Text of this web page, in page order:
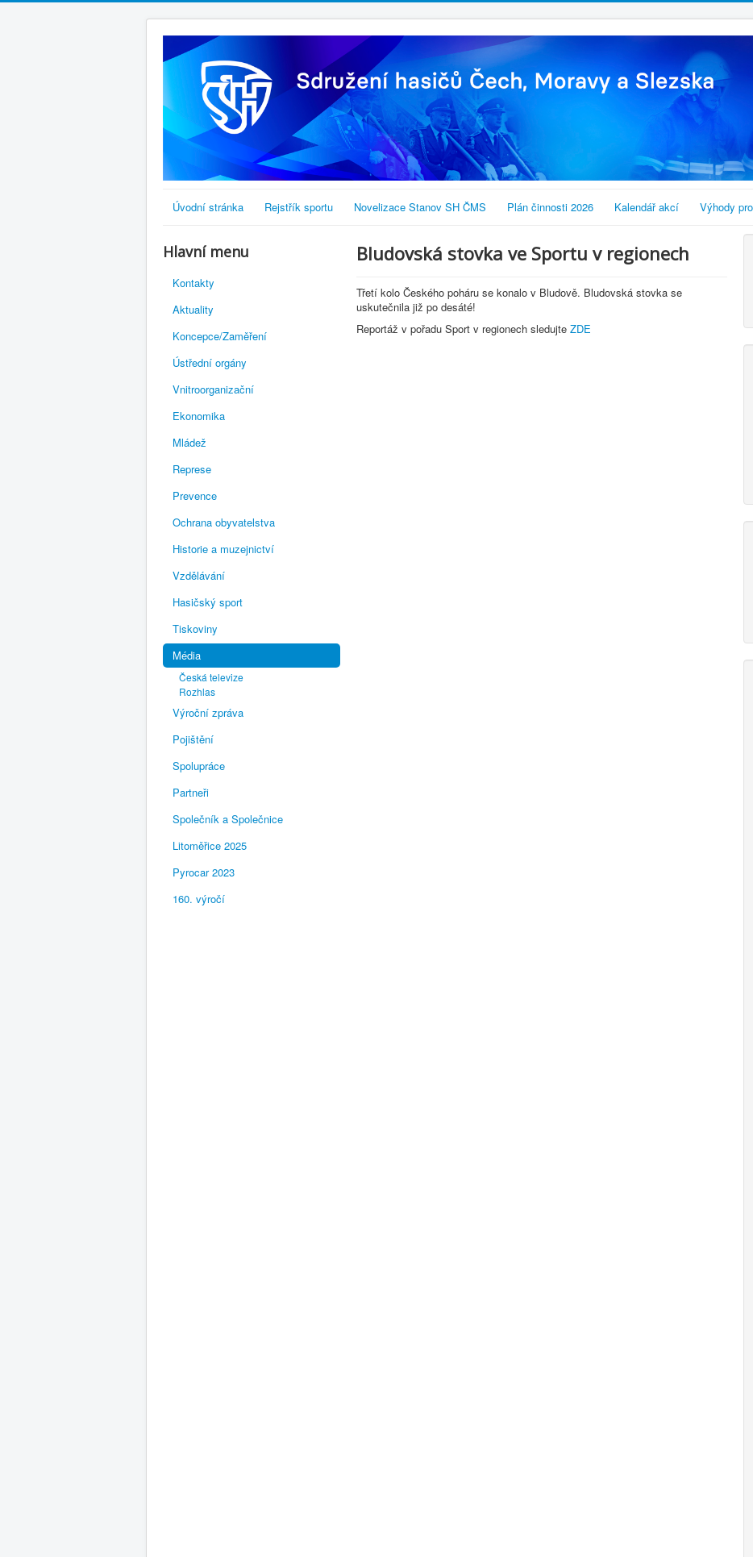
Úvodní stránka Rejstřík sportu Novelizace Stanov SH ČMS Plán činnosti 2026 Kalendář akcí Výhody
Hlavní menu
Kontakty
Aktuality
Koncepce/Zaměření
Ústřední orgány
Vnitroorganizační
Ekonomika
Mládež
Represe
Prevence
Ochrana obyvatelstva
Historie a muzejnictví
Vzdělávání
Hasičský sport
Tiskoviny
Média
Česká televize
Rozhlas
Výroční zpráva
Pojištění
Spolupráce
Partneři
Společník a Společnice
Litoměřice 2025
Pyrocar 2023
160. výročí
Bludovská stovka ve Sportu v regionech
Třetí kolo Českého poháru se konalo v Bludově. Bludovská stovka se
uskutečnila již po desáté!
Reportáž v pořadu Sport v regionech sledujte ZDE